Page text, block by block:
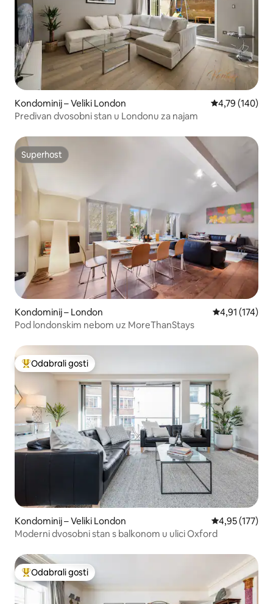
Kondominij – Veliki London Prosječna
4,79 (140)
Predivan dvosobni stan u Londonu za najam
Superhost
Superhost
Kondominij – London Prosječna
4,91 (174)
Pod londonskim nebom uz MoreThanStays
Među najviše rangiranima s oznakom „Odabrali gosti”
Odabrali gosti
Kondominij – Veliki London Prosječna
4,95 (177)
Moderni dvosobni stan s balkonom u ulici Oxford
Među najviše rangiranima s oznakom „Odabrali gosti”
Odabrali gosti